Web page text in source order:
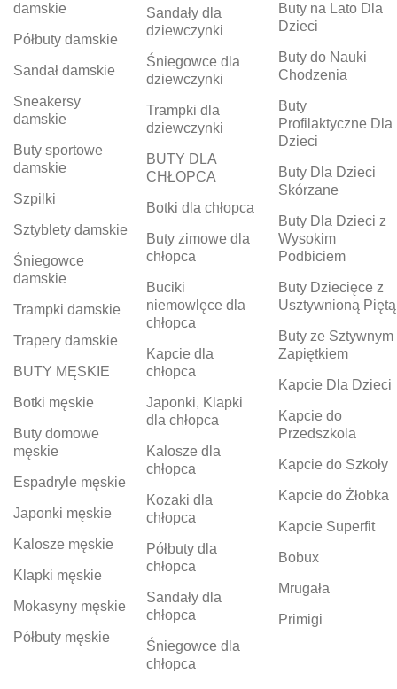
damskie
Półbuty damskie
Sandał damskie
Sneakersy
damskie
Buty sportowe
damskie
Szpilki
Sztyblety damskie
Śniegowce
damskie
Trampki damskie
Trapery damskie
BUTY MĘSKIE
Botki męskie
Buty domowe
męskie
Espadryle męskie
Japonki męskie
Kalosze męskie
Klapki męskie
Mokasyny męskie
Półbuty męskie
Sandały dla
dziewczynki
Śniegowce dla
dziewczynki
Trampki dla
dziewczynki
BUTY DLA
CHŁOPCA
Botki dla chłopca
Buty zimowe dla
chłopca
Buciki
niemowlęce dla
chłopca
Kapcie dla
chłopca
Japonki, Klapki
dla chłopca
Kalosze dla
chłopca
Kozaki dla
chłopca
Półbuty dla
chłopca
Sandały dla
chłopca
Śniegowce dla
chłopca
Buty na Lato Dla
Dzieci
Buty do Nauki
Chodzenia
Buty
Profilaktyczne Dla
Dzieci
Buty Dla Dzieci
Skórzane
Buty Dla Dzieci z
Wysokim
Podbiciem
Buty Dziecięce z
Usztywnioną Piętą
Buty ze Sztywnym
Zapiętkiem
Kapcie Dla Dzieci
Kapcie do
Przedszkola
Kapcie do Szkoły
Kapcie do Żłobka
Kapcie Superfit
Bobux
Mrugała
Primigi